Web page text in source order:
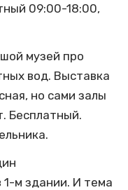
09:00-18:00,
музей про
вод. Выставка
но сами залы
Бесплатный.
1-м здании. И тема